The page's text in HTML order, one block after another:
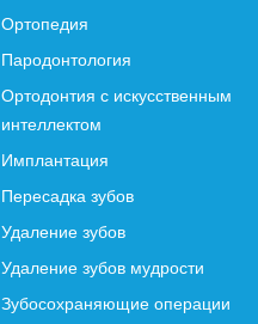
Ортопедия
Пародонтология
Ортодонтия с искусственным
интеллектом
Имплантация
Пересадка зубов
Удаление зубов
Удаление зубов мудрости
Зубосохраняющие операции